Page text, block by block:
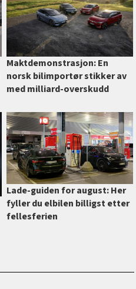
Maktdemonstrasjon: En
norsk bilimportør stikker av
med milliard-overskudd
Lade-guiden for august: Her
fyller du elbilen billigst etter
fellesferien